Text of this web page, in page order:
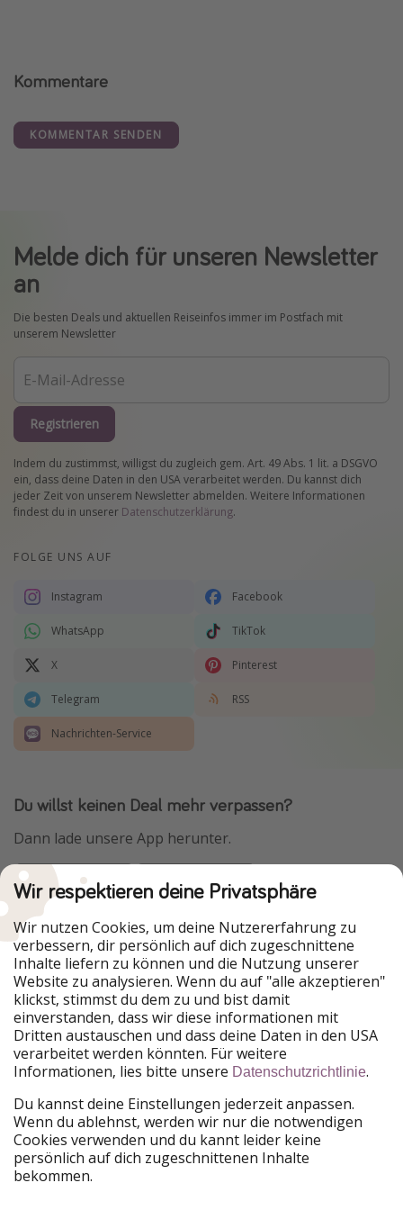
Kommentare
KOMMENTAR SENDEN
Melde dich für unseren Newsletter
an
Die besten Deals und aktuellen Reiseinfos immer im Postfach mit
unserem Newsletter
Registrieren
Indem du zustimmst, willigst du zugleich gem. Art. 49 Abs. 1 lit. a DSGVO
ein, dass deine Daten in den USA verarbeitet werden. Du kannst dich
jeder Zeit von unserem Newsletter abmelden. Weitere Informationen
findest du in unserer Datenschutzerklärung.
FOLGE UNS AUF
Instagram Facebook
WhatsApp TikTok
X Pinterest
Telegram RSS
Nachrichten-Service
Du willst keinen Deal mehr verpassen?
Dann lade unsere App herunter.
Urlaubspiraten ist Teil der HolidayPirates Group
Unsere Märkte
PiratinViaggio
HolidayPirates
VakantiePiraten
WakacyjniPiraci
VoyagesPirates
Ferienpiraten
Urlaubspiraten
ViajerosPiratas
TravelPirates
HolidayPirates Group
Lerne uns kennen
Über uns
Rechtliches
Wir respektieren deine Privatsphäre
Wir nutzen Cookies, um deine Nutzererfahrung zu
verbessern, dir persönlich auf dich zugeschnittene
Inhalte liefern zu können und die Nutzung unserer
Website zu analysieren. Wenn du auf "alle akzeptieren"
klickst, stimmst du dem zu und bist damit
einverstanden, dass wir diese informationen mit
Dritten austauschen und dass deine Daten in den USA
verarbeitet werden könnten. Für weitere
Informationen, lies bitte unsere Datenschutzrichtlinie.
Du kannst deine Einstellungen jederzeit anpassen.
Wenn du ablehnst, werden wir nur die notwendigen
Cookies verwenden und du kannt leider keine
persönlich auf dich zugeschnittenen Inhalte
bekommen.